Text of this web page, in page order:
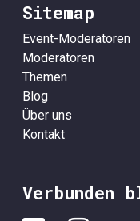
Sitemap
Event-Moderatoren
Moderatoren
Themen
Blog
Über uns
Kontakt
Verbunden